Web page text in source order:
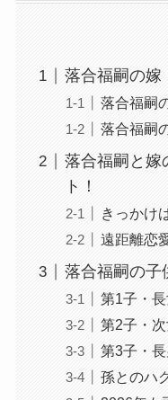
落合福嗣の嫁
落合福嗣
落合福嗣
落合福嗣と嫁
ト！
きっかけ
遠距離恋
落合福嗣の子
第1子・
第2子・
第3子・長
孫とのハ